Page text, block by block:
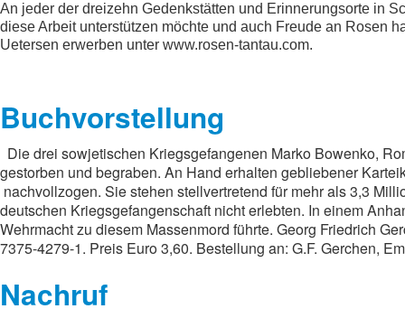
An jeder der dreizehn Gedenkstätten und Erinnerungsorte in
diese Arbeit unterstützen möchte und auch Freude an Rosen
Uetersen erwerben unter www.rosen-tantau.com.
Buchvorstellung
Die drei sowjetischen Kriegsgefangenen Marko Bowenko,
gestorben und begraben. An Hand erhalten gebliebener
nachvollzogen. Sie stehen stellvertretend für mehr als 3,3
deutschen Kriegsgefangenschaft nicht erlebten. In einem
Wehrmacht zu diesem Massenmord führte. Georg Friedrich
7375-4279-1. Preis Euro 3,60. Bestellung an: G.F. Gerchen,
Nachruf